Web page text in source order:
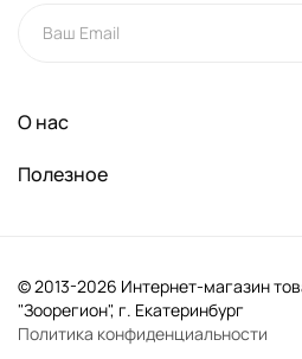
О нас
Полезное
© 2013-2026 Интернет-магазин
"Зоорегион", г. Екатеринбург
Политика конфиденциальности